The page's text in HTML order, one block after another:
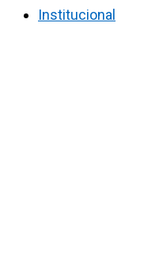
Institucional